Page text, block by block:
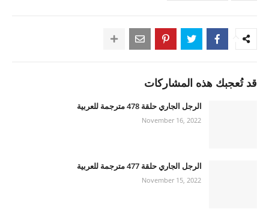
قد تُعجبك هذه المشاركات
الرجل الجاري حلقة 478 مترجمة للعربية
November 16, 2022
الرجل الجاري حلقة 477 مترجمة للعربية
November 15, 2022